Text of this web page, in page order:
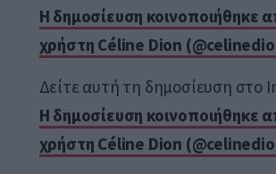
Η δημοσίευση κοινοποιήθηκε
χρήστη Céline Dion
Δείτε αυτή τη δημοσίευση στο
Η δημοσίευση κοινοποιήθηκε
χρήστη Céline Dion